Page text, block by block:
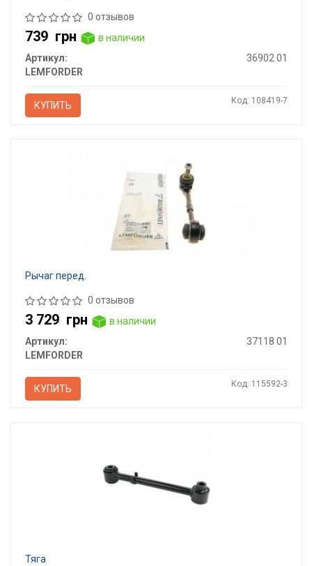
0 отзывов
739 грн
в наличии
Артикул:
36902 01
LEMFORDER
КУПИТЬ Код: 108419-7
Рычаг перед.
0 отзывов
3 729 грн
в наличии
Артикул:
37118 01
LEMFORDER
КУПИТЬ Код: 115592-3
Тяга